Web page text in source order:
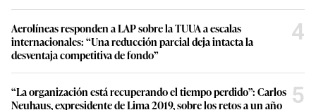
Aerolíneas responden a LAP sobre la TUUA a escalas
internacionales: “Una reducción parcial deja intacta la
desventaja competitiva de fondo”
4
“La organización está recuperando el tiempo perdido”: Carlos
Neuhaus, expresidente de Lima 2019, sobre los retos a un año
5